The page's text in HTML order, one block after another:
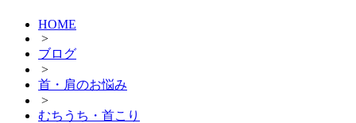
HOME
>
ブログ
>
首・肩のお悩み
>
むちうち・首こり